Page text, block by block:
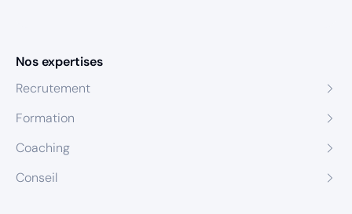
Nos expertises
Recrutement
Formation
Coaching
Conseil